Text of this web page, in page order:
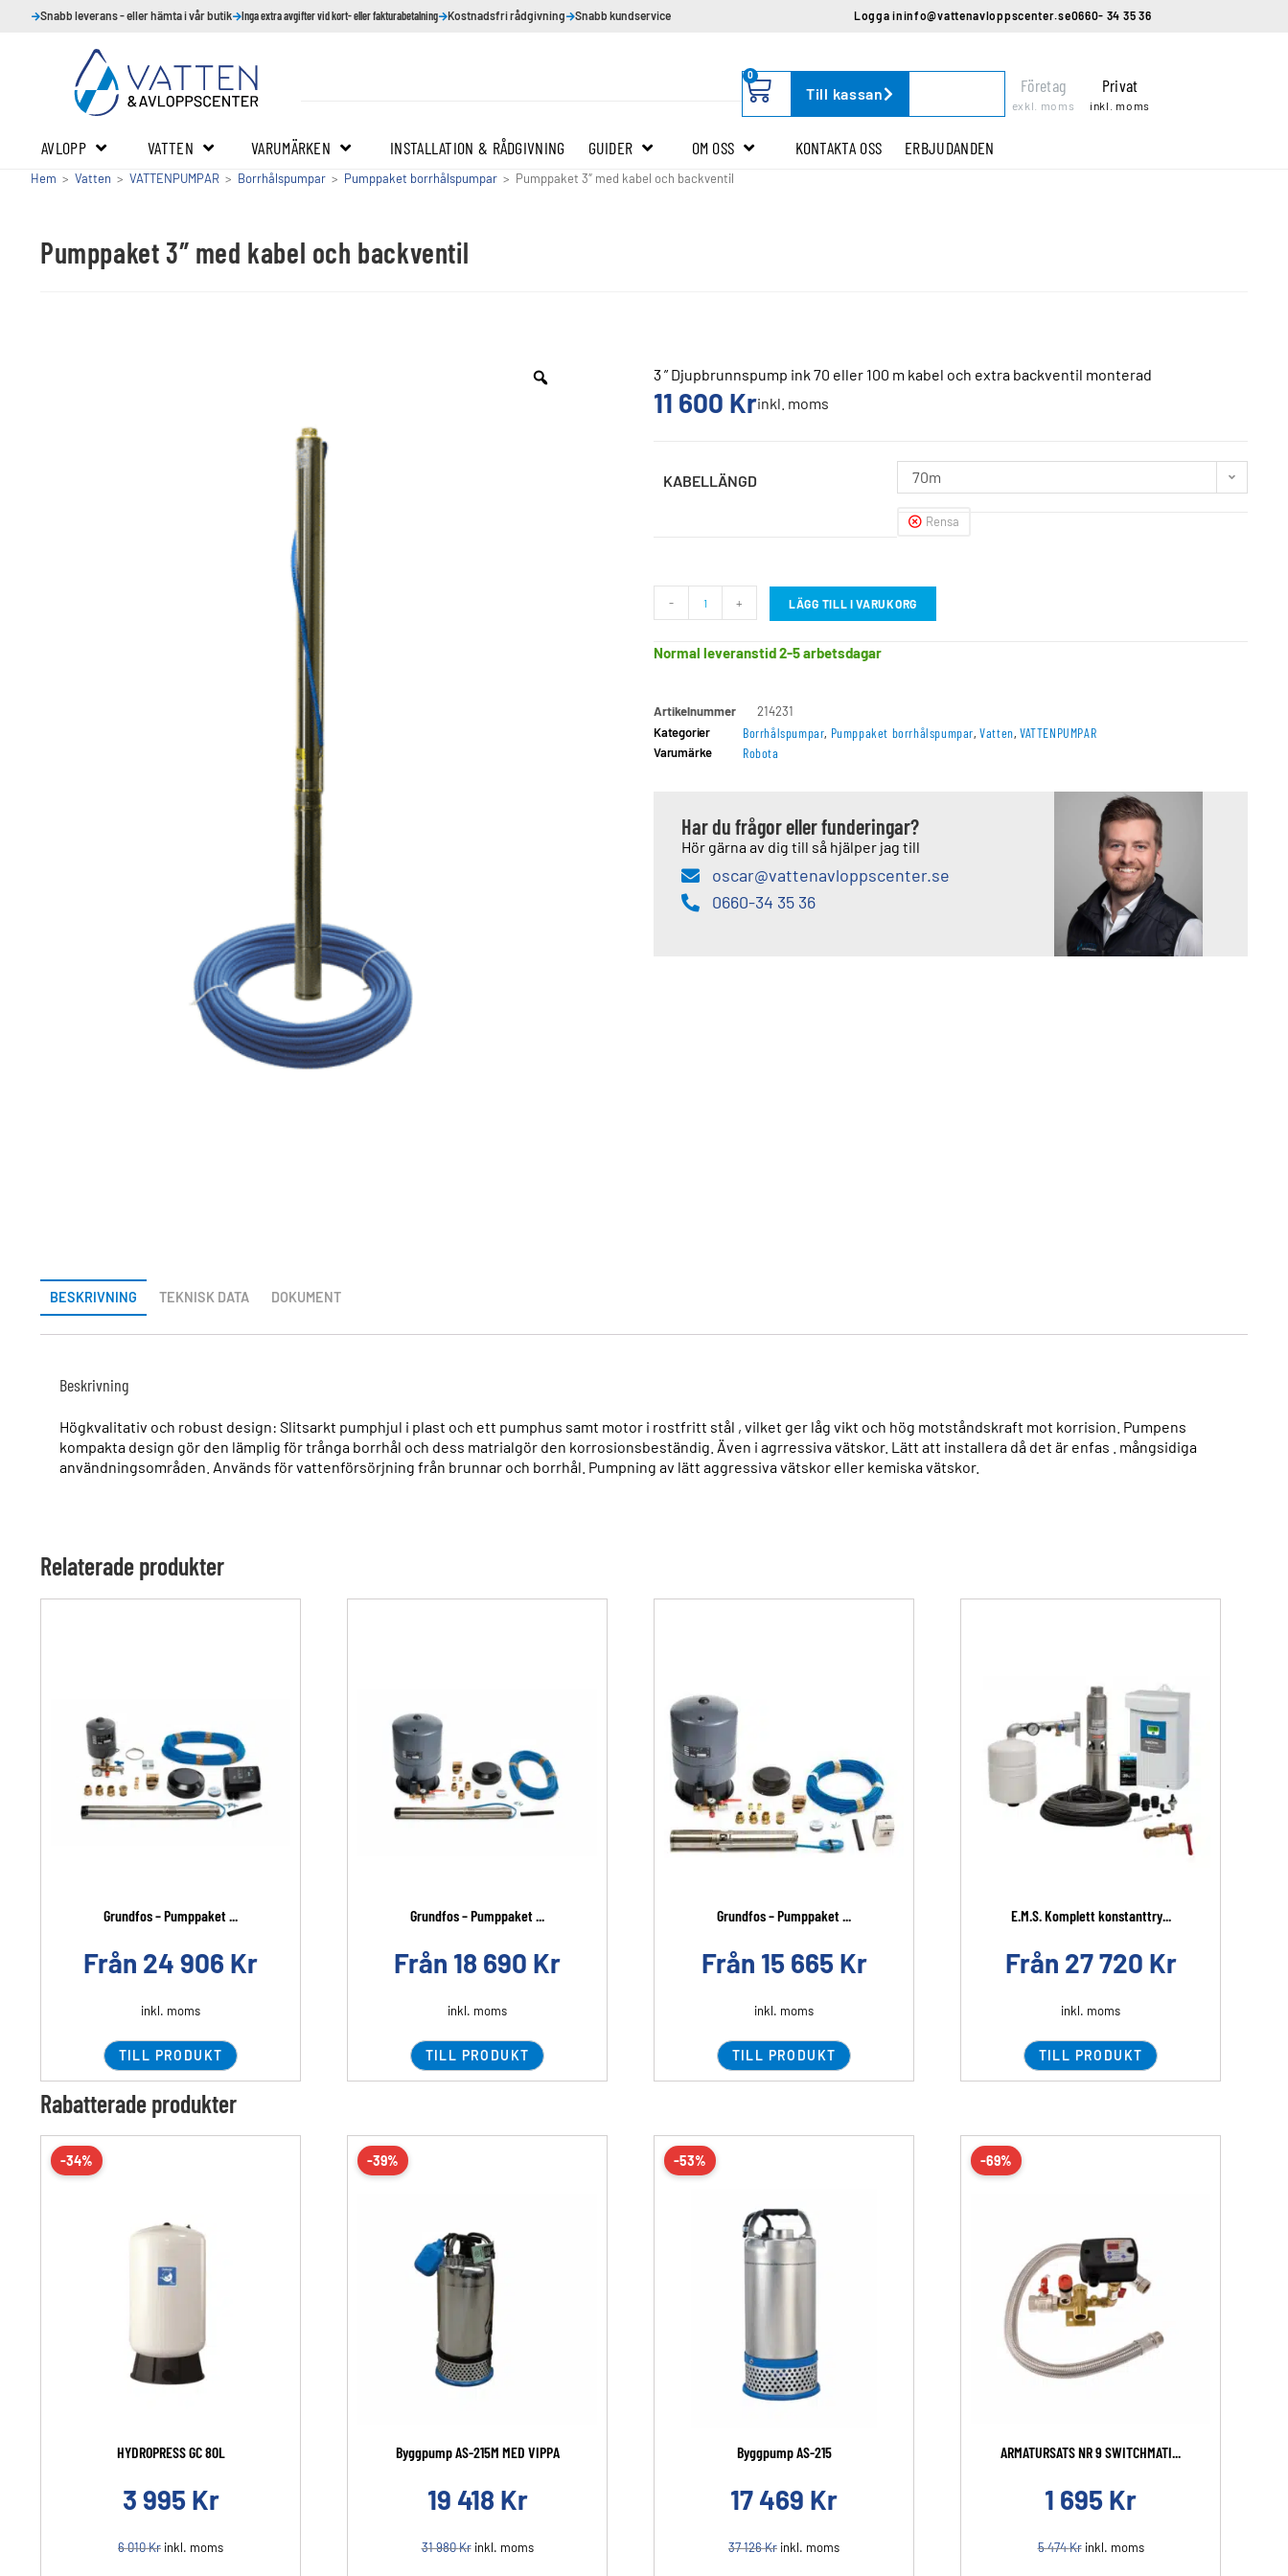
Snabb leverans - eller hämta i vår butik Inga extra avgifter vid kort- eller fakturabetalning Kostnadsfri rådgivning Snabb kundservice Logga ininfo@vattenavloppscenter.se0660- 34 35 36
0
Till kassan Företag
exkl. moms
Privat
inkl. moms
AVLOPP VATTEN VARUMÄRKEN INSTALLATION & RÅDGIVNING GUIDER OM OSS KONTAKTA OSS ERBJUDANDEN
Hem > Vatten > VATTENPUMPAR > Borrhålspumpar > Pumppaket borrhålspumpar > Pumppaket 3″ med kabel och backventil
Pumppaket 3″ med kabel och backventil
3 ” Djupbrunnspump ink 70 eller 100 m kabel och extra backventil monterad
11 600 Krinkl. moms
KABELLÄNGD 70m
Rensa
- + LÄGG TILL I VARUKORG
Normal leveranstid 2-5 arbetsdagar
Artikelnummer
214231
Kategorier
Borrhålspumpar, Pumppaket borrhålspumpar,Vatten,VATTENPUMPAR
Varumärke Robota
Har du frågor eller funderingar?
Hör gärna av dig till så hjälper jag till
oscar@vattenavloppscenter.se
0660-34 35 36
BESKRIVNING TEKNISK DATA DOKUMENT
Beskrivning
Högkvalitativ och robust design: Slitsarkt pumphjul i plast och ett pumphus samt motor i rostfritt stål , vilket ger låg vikt och hög motståndskraft mot korrision. Pumpens
kompakta design gör den lämplig för trånga borrhål och dess matrialgör den korrosionsbeständig. Även i agrressiva vätskor. Lätt att installera då det är enfas . mångsidiga
användningsområden. Används för vattenförsörjning från brunnar och borrhål. Pumpning av lätt aggressiva vätskor eller kemiska vätskor.
Relaterade produkter
Grundfos – Pumppaket ...
Från 24 906 Kr
inkl. moms
TILL PRODUKT
Grundfos – Pumppaket ...
Från 18 690 Kr
inkl. moms
TILL PRODUKT
Grundfos – Pumppaket ...
Från 15 665 Kr
inkl. moms
TILL PRODUKT
E.M.S. Komplett konstanttry...
Från 27 720 Kr
inkl. moms
TILL PRODUKT
Rabatterade produkter
-34%
HYDROPRESS GC 80L
3 995 Kr
6 010Kr inkl. moms
-39%
Byggpump AS-215M MED VIPPA
19 418 Kr
31 980Krinkl. moms
-53%
Byggpump AS-215
17 469 Kr
37 126Kr inkl. moms
-69%
ARMATURSATS NR 9 SWITCHMATI...
1 695 Kr
5 474Krinkl. moms